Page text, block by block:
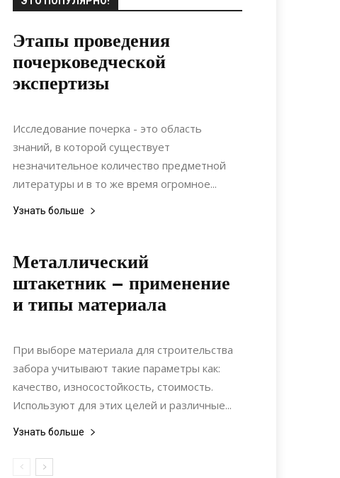
Этапы проведения
почерковедческой
экспертизы
02.10.2020
Исследование почерка - это область
знаний, в которой существует
незначительное количество предметной
литературы и в то же время огромное...
Узнать больше
Металлический
штакетник – применение
и типы материала
22.05.2022
При выборе материала для строительства
забора учитывают такие параметры как:
качество, износостойкость, стоимость.
Используют для этих целей и различные...
Узнать больше